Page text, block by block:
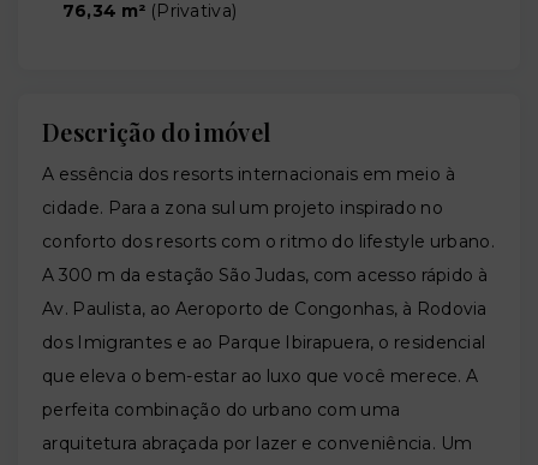
76,34 m² (Privativa)
Descrição do imóvel
A essência dos resorts internacionais em meio à
cidade. Para a zona sul um projeto inspirado no
conforto dos resorts com o ritmo do lifestyle urbano.
A 300 m da estação São Judas, com acesso rápido à
Av. Paulista, ao Aeroporto de Congonhas, à Rodovia
dos Imigrantes e ao Parque Ibirapuera, o residencial
que eleva o bem-estar ao luxo que você merece. A
perfeita combinação do urbano com uma
arquitetura abraçada por lazer e conveniência. Um